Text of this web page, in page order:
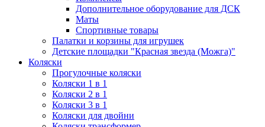
Дополнительное оборудование для ДСК
Маты
Спортивные товары
Палатки и корзины для игрушек
Детские площадки "Красная звезда (Можга)"
Коляски
Прогулочные коляски
Коляски 1 в 1
Коляски 2 в 1
Коляски 3 в 1
Коляски для двойни